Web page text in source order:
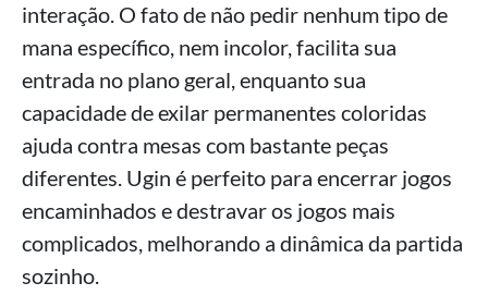
interação. O fato de não pedir nenhum tipo de
mana específico, nem incolor, facilita sua
entrada no plano geral, enquanto sua
capacidade de exilar permanentes coloridas
ajuda contra mesas com bastante peças
diferentes. Ugin é perfeito para encerrar jogos
encaminhados e destravar os jogos mais
complicados, melhorando a dinâmica da partida
sozinho.